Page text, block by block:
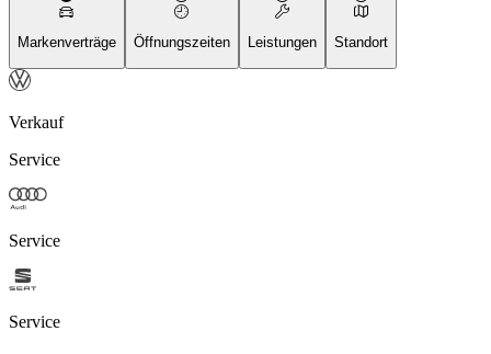
Markenverträge Öffnungszeiten Leistungen Standort
Verkauf
Service
Service
Service